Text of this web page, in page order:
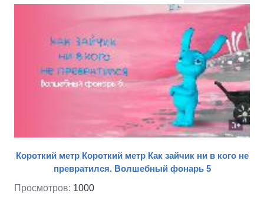
Короткий метр Короткий метр Как зайчик ни в кого не
превратился. Волшебный фонарь 5
Просмотров: 1000